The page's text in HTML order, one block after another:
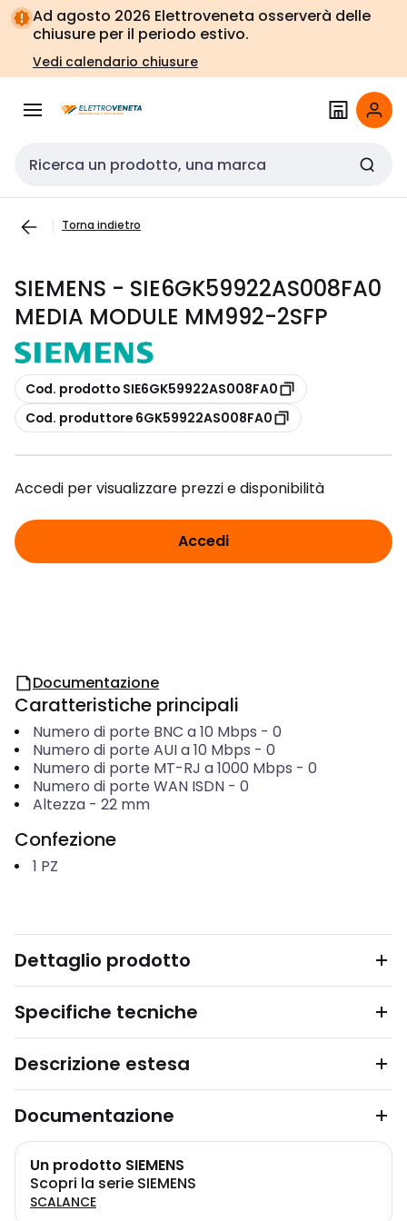
Vai alla
navigazione
Vai
alla
pagina
Ad agosto 2026 Elettroveneta osserverà delle
chiusure per il periodo estivo.
Vedi calendario chiusure
Cerca input
Torna indietro
SIEMENS - SIE6GK59922AS008FA0
MEDIA MODULE MM992-2SFP
copia
Cod. prodotto SIE6GK59922AS008FA0
copia
Cod. produttore 6GK59922AS008FA0
Accedi per visualizzare prezzi e disponibilità
Accedi
Documentazione
Caratteristiche principali
Numero di porte BNC a 10 Mbps - 0
Numero di porte AUI a 10 Mbps - 0
Numero di porte MT-RJ a 1000 Mbps - 0
Numero di porte WAN ISDN- 0
Altezza- 22 mm
Confezione
1 PZ
Dettaglio prodotto
Specifiche tecniche
Descrizione estesa
Documentazione
Un prodotto SIEMENS
Scopri la serie SIEMENS
SCALANCE